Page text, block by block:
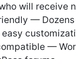
will receive
—
—